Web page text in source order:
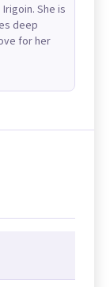
She is
deep
for her